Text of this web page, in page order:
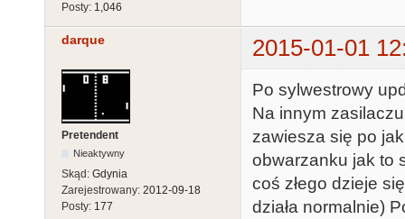
Posty: 1,046
darque 2015-01-01
Pretendent
Nieaktywny
Skąd: Gdynia
Zarejestrowany: 2012-09-18
Posty: 177
Po sylwestrowy
Na innym
zawiesza się po
obwarzanku jak to
coś złego dzieje
działa normalnie)